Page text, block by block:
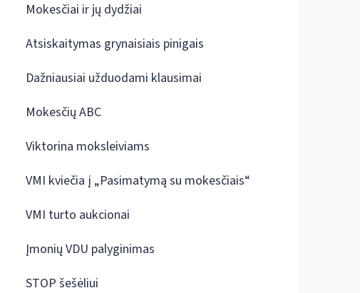
Mokesčiai ir jų dydžiai
Atsiskaitymas grynaisiais pinigais
Dažniausiai užduodami klausimai
Mokesčių ABC
Viktorina moksleiviams
VMI kviečia į „Pasimatymą su mokesčiais“
VMI turto aukcionai
Įmonių VDU palyginimas
STOP šešėliui